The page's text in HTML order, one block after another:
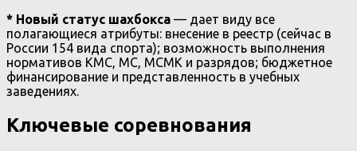
* Новый статус шахбокса — дает виду все
полагающиеся атрибуты: внесение в реестр (сейчас в
России 154 вида спорта); возможность выполнения
нормативов КМС, МС, МСМК и разрядов; бюджетное
финансирование и представленность в учебных
заведениях.
Ключевые соревнования